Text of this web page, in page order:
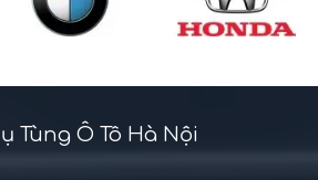
Tùng Ô Tô Hà Nội